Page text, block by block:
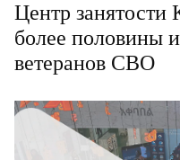
Центр занятости
более половины
ветеранов СВО